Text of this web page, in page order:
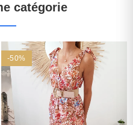
catégorie
-50%